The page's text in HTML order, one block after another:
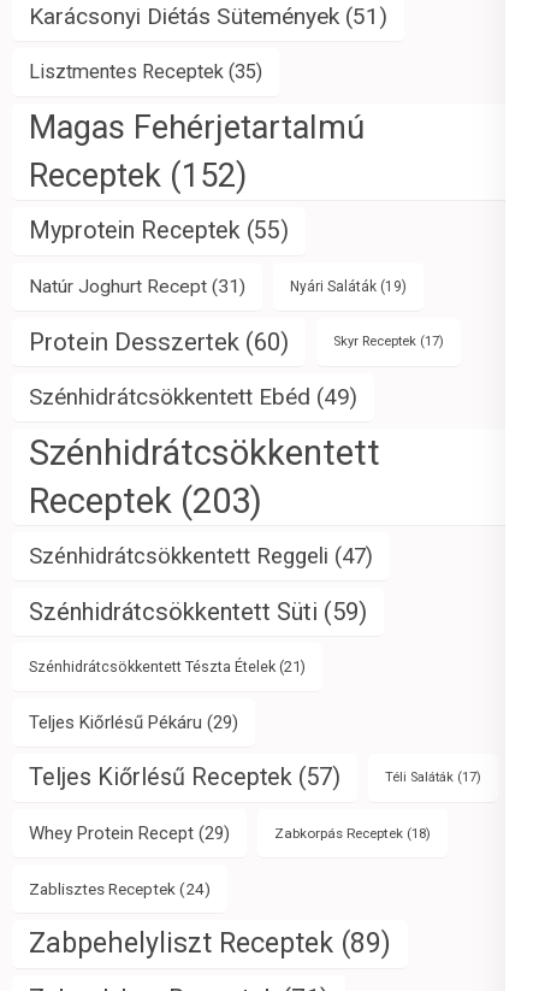
Karácsonyi Diétás Sütemények (51)
Lisztmentes Receptek (35)
Magas Fehérjetartalmú
Receptek (152)
Myprotein Receptek (55)
Natúr Joghurt Recept (31) Nyári Saláták (19)
Protein Desszertek (60) Skyr Receptek (17)
Szénhidrátcsökkentett Ebéd (49)
Szénhidrátcsökkentett
Receptek (203)
Szénhidrátcsökkentett Reggeli (47)
Szénhidrátcsökkentett Süti (59)
Szénhidrátcsökkentett Tészta Ételek (21)
Teljes Kiőrlésű Pékáru (29)
Teljes Kiőrlésű Receptek (57) Téli Saláták (17)
Whey Protein Recept (29) Zabkorpás Receptek (18)
Zablisztes Receptek (24)
Zabpehelyliszt Receptek (89)